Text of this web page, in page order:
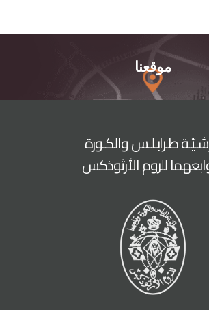
موقعنا
طـرابـلـس والكـورة
للروم الأرثوذكس